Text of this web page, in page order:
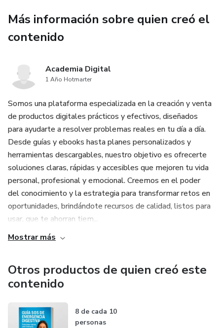
Más información sobre quien creó el
contenido
Academia Digital
1 Año Hotmarter
Somos una plataforma especializada en la creación y venta
de productos digitales prácticos y efectivos, diseñados
para ayudarte a resolver problemas reales en tu día a día.
Desde guías y ebooks hasta planes personalizados y
herramientas descargables, nuestro objetivo es ofrecerte
soluciones claras, rápidas y accesibles que mejoren tu vida
personal, profesional y emocional. Creemos en el poder
del conocimiento y la estrategia para transformar retos en
oportunidades, brindándote recursos de calidad, listos para
usar, que te ahorran tiem...
Mostrar más
Otros productos de quien creó este
contenido
8 de cada 10
personas